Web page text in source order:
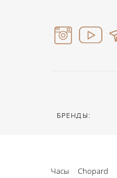
БРЕНДЫ:
Часы Chopard